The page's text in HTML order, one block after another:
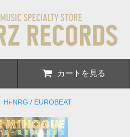
カートを見る
Hi-NRG / EUROBEAT